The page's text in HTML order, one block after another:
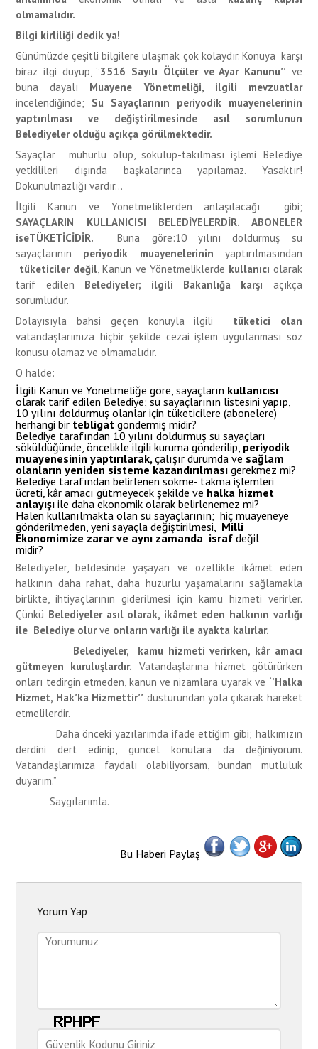
olmamalıdır.
Bilgi kirliliği dedik ya!
Günümüzde çeşitli bilgilere ulaşmak çok kolaydır. Konuya karşı
biraz ilgi duyup, ‘’3516 Sayılı Ölçüler ve Ayar Kanunu’’ ve
buna dayalı Muayene Yönetmeliği, ilgili mevzuatlar
incelendiğinde; Su Sayaçlarının periyodik muayenelerinin
yaptırılması ve değiştirilmesinde asıl sorumlunun
Belediyeler olduğu açıkça görülmektedir.
Sayaçlar mühürlü olup, sökülüp-takılması işlemi Belediye
yetkilileri dışında başkalarınca yapılamaz. Yasaktır!
Dokunulmazlığı vardır...
İlgili Kanun ve Yönetmeliklerden anlaşılacağı gibi;
SAYAÇLARIN KULLANICISI BELEDİYELERDİR. ABONELER
iseTÜKETİCİDİR. Buna göre:10 yılını doldurmuş su
sayaçlarının periyodik muayenelerinin yaptırılmasından
tüketiciler değil , Kanun ve Yönetmeliklerde kullanıcı olarak
tarif edilen Belediyeler; ilgili Bakanlığa karşı açıkça
sorumludur.
Dolayısıyla bahsi geçen konuyla ilgili tüketici olan
vatandaşlarımıza hiçbir şekilde cezai işlem uygulanması söz
konusu olamaz ve olmamalıdır.
O halde:
İlgili Kanun ve Yönetmeliğe göre, sayaçların kullanıcısı
olarak tarif edilen Belediye; su sayaçlarının listesini yapıp,
10 yılını doldurmuş olanlar için tüketicilere (abonelere)
herhangi bir tebligat göndermiş midir?
Belediye tarafından 10 yılını doldurmuş su sayaçları
söküldüğünde, öncelikle ilgili kuruma gönderilip, periyodik
muayenesinin yaptırılarak,çalışır durumda vesağlam
olanların yeniden sisteme kazandırılması gerekmez mi?
Belediye tarafından belirlenen sökme- takma işlemleri
ücreti, kâr amacı gütmeyecek şekilde ve halka hizmet
anlayışı ile daha ekonomik olarak belirlenemez mi?
Halen kullanılmakta olan su sayaçlarının; hiç muayeneye
gönderilmeden, yeni sayaçla değiştirilmesi, Milli
Ekonomimize zarar ve aynı zamanda israf değil
midir?
Belediyeler, beldesinde yaşayan ve özellikle ikâmet eden
halkının daha rahat, daha huzurlu yaşamalarını sağlamakla
birlikte, ihtiyaçlarının giderilmesi için kamu hizmeti verirler.
Çünkü Belediyeler asıl olarak, ikâmet eden halkının varlığı
ile Belediye olurve onların varlığı ile ayakta kalırlar.
Belediyeler, kamu hizmeti verirken, kâr amacı
gütmeyen kuruluşlardır. Vatandaşlarına hizmet götürürken
onları tedirgin etmeden, kanun ve nizamlara uyarak ve ‘’Halka
Hizmet, Hak’ka Hizmettir’’ düsturundan yola çıkarak hareket
etmelilerdir.
Daha önceki yazılarımda ifade ettiğim gibi; halkımızın
derdini dert edinip, güncel konulara da değiniyorum.
Vatandaşlarımıza faydalı olabiliyorsam, bundan mutluluk
duyarım.”
Saygılarımla.
Bu Haberi Paylaş
Yorum Yap